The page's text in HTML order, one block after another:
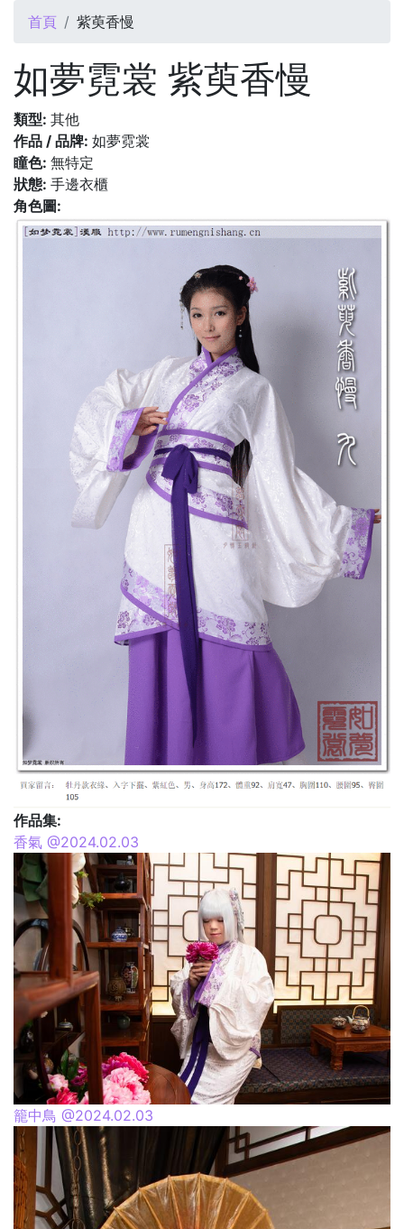
您在這裡
首頁 紫萸香慢
如夢霓裳 紫萸香慢
類型: 其他
作品 / 品牌: 如夢霓裳
瞳色: 無特定
狀態: 手邊衣櫃
角色圖:
作品集:
香氣 @2024.02.03
籠中鳥 @2024.02.03